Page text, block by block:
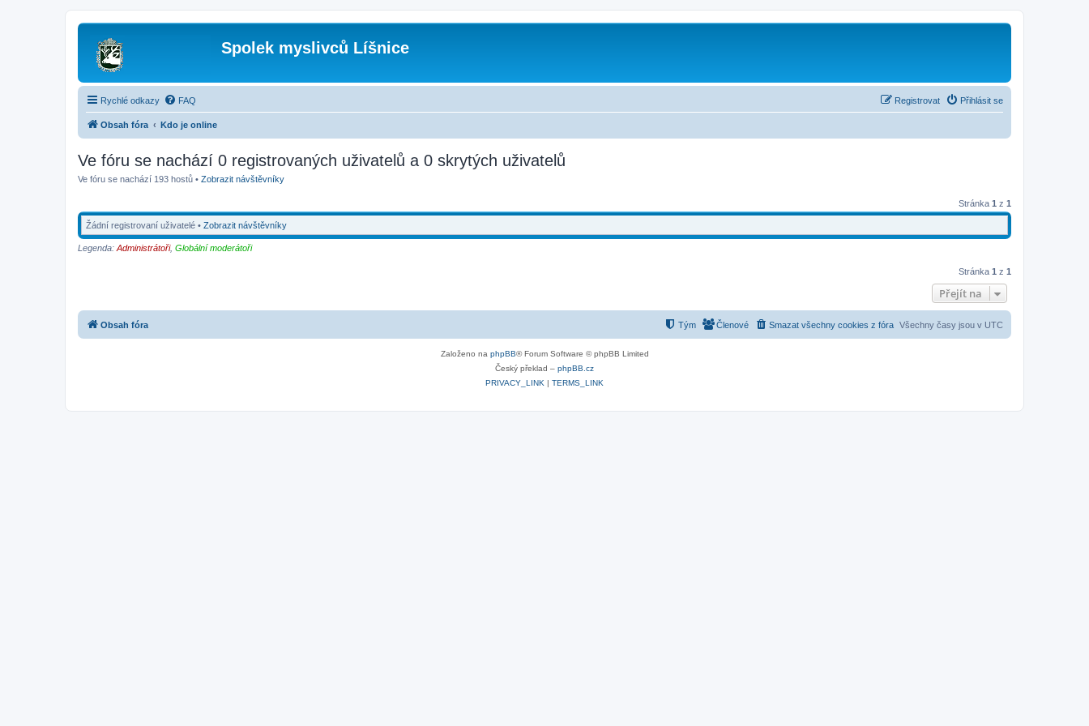
Spolek myslivců Líšnice
Rychlé odkazy FAQ Přihlásit se
Registrovat
Obsah fóra Kdo je online
Ve fóru se nachází 0 registrovaných uživatelů a 0 skrytých uživatelů
Ve fóru se nachází 193 hostů • Zobrazit návštěvníky
Stránka 1 z 1
Žádní registrovaní uživatelé • Zobrazit návštěvníky
Legenda: Administrátoři, Globální moderátoři
Stránka 1 z 1
Přejít na
Obsah fóra Všechny časy jsou v UTC
Smazat všechny cookies z fóra
Členové
Tým
Založeno na phpBB® Forum Software © phpBB Limited
Český překlad – phpBB.cz
PRIVACY_LINK | TERMS_LINK